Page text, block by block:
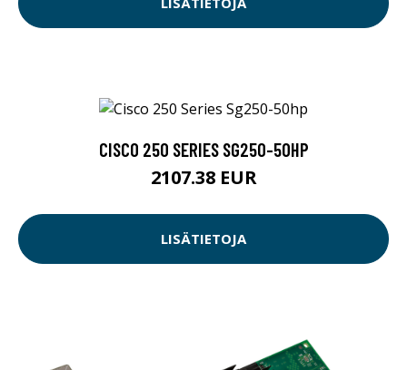
CISCO 250 SERIES SG250-50HP
2107.38 EUR
LISÄTIETOJA